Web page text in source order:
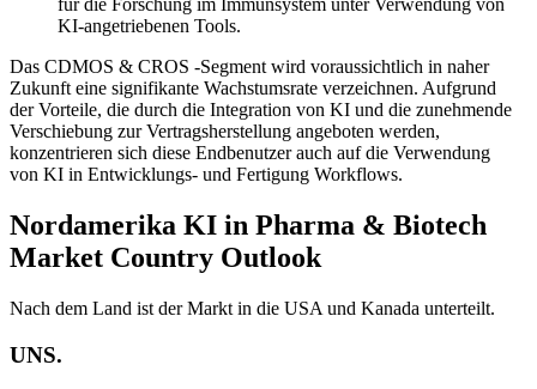
für die Forschung im Immunsystem unter Verwendung von
KI-angetriebenen Tools.
Das CDMOS & CROS -Segment wird voraussichtlich in naher
Zukunft eine signifikante Wachstumsrate verzeichnen. Aufgrund
der Vorteile, die durch die Integration von KI und die zunehmende
Verschiebung zur Vertragsherstellung angeboten werden,
konzentrieren sich diese Endbenutzer auch auf die Verwendung
von KI in Entwicklungs- und Fertigung Workflows.
Nordamerika KI in Pharma & Biotech
Market Country Outlook
Nach dem Land ist der Markt in die USA und Kanada unterteilt.
UNS.